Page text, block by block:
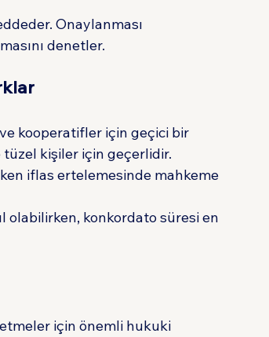
Onaylanması
denetler.
kooperatifler için geçici bir
kişiler için geçerlidir.
iflas ertelemesinde mahkeme
olabilirken, konkordato süresi en
için önemli hukuki